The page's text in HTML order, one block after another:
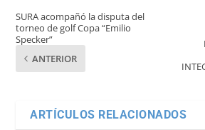
SURA acompañó la disputa del
torneo de golf Copa “Emilio
Specker”
ANTERIOR
ARTÍCULOS RELACIONADOS